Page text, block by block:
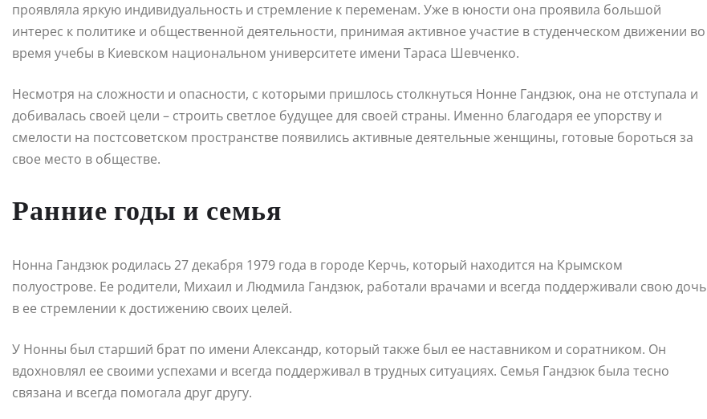
проявляла яркую индивидуальность и стремление к переменам. Уже в юности она проявила большой
интерес к политике и общественной деятельности, принимая активное участие в студенческом движении во
время учебы в Киевском национальном университете имени Тараса Шевченко.
Несмотря на сложности и опасности, с которыми пришлось столкнуться Нонне Гандзюк, она не отступала и
добивалась своей цели – строить светлое будущее для своей страны. Именно благодаря ее упорству и
смелости на постсоветском пространстве появились активные деятельные женщины, готовые бороться за
свое место в обществе.
Ранние годы и семья
Нонна Гандзюк родилась 27 декабря 1979 года в городе Керчь, который находится на Крымском
полуострове. Ее родители, Михаил и Людмила Гандзюк, работали врачами и всегда поддерживали свою дочь
в ее стремлении к достижению своих целей.
У Нонны был старший брат по имени Александр, который также был ее наставником и соратником. Он
вдохновлял ее своими успехами и всегда поддерживал в трудных ситуациях. Семья Гандзюк была тесно
связана и всегда помогала друг другу.